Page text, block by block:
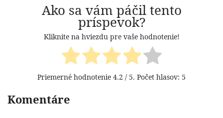
Ako sa vám páčil tento
príspevok?
Kliknite na hviezdu pre vaše hodnotenie!
Priemerné hodnotenie 4.2 / 5. Počet hlasov: 5
Komentáre